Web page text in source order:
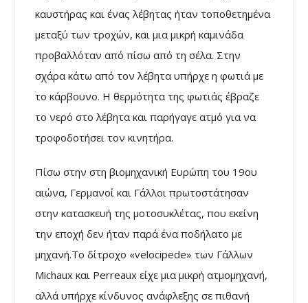
καυστήρας και ένας λέβητας ήταν τοποθετημένα
μεταξύ των τροχών, και μια μικρή καμινάδα
προβαλλόταν από πίσω από τη σέλα. Στην
σχάρα κάτω από τον λέβητα υπήρχε η φωτιά με
το κάρβουνο. Η θερμότητα της φωτιάς έβραζε
το νερό στο λέβητα και παρήγαγε ατμό για να
τροφοδοτήσει τον κινητήρα.
Πίσω στην στη βιομηχανική Ευρώπη του 19ου
αιώνα, Γερμανοί και Γάλλοι πρωτοστάτησαν
στην κατασκευή της μοτοσυκλέτας, που εκείνη
την εποχή δεν ήταν παρά ένα ποδήλατο με
μηχανή.Το δίτροχο «velocipede» των Γάλλων
Michaux και Perreaux είχε μια μικρή ατμομηχανή,
αλλά υπήρχε κίνδυνος ανάφλεξης σε πιθανή